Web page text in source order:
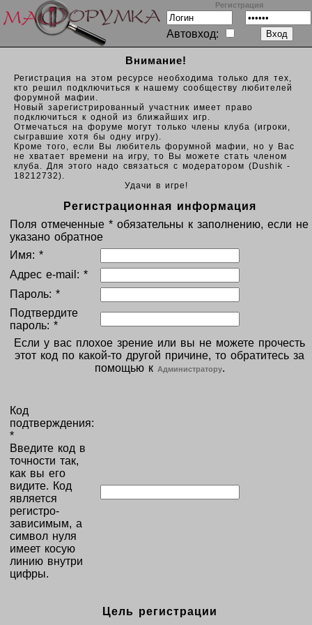
Регистрация
Автовход:
Внимание!
Регистрация на этом ресурсе необходима только для тех,
кто решил подключиться к нашему сообществу любителей
форумной мафии.
Новый зарегистрированный участник имеет право
подключиться к одной из ближайших игр.
Отмечаться на форуме могут только члены клуба (игроки,
сыгравшие хотя бы одну игру).
Кроме того, если Вы любитель форумной мафии, но у Вас
не хватает времени на игру, то Вы можете стать членом
клуба. Для этого надо связаться с модератором (Dushik -
18212732).
Удачи в игре!
Регистрационная информация
Поля отмеченные * обязательны к заполнению, если не
указано обратное
Имя: *
Адрес e-mail: *
Пароль: *
Подтвердите
пароль: *
Если у вас плохое зрение или вы не можете прочесть
этот код по какой-то другой причине, то обратитесь за
помощью к Администратору.
Код
подтверждения:
*
Введите код в
точности так,
как вы его
видите. Код
является
регистро-
зависимым, а
символ нуля
имеет косую
линию внутри
цифры.
Цель регистрации